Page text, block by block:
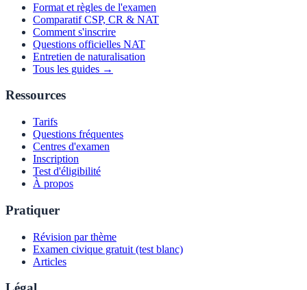
Format et règles de l'examen
Comparatif CSP, CR & NAT
Comment s'inscrire
Questions officielles NAT
Entretien de naturalisation
Tous les guides →
Ressources
Tarifs
Questions fréquentes
Centres d'examen
Inscription
Test d'éligibilité
À propos
Pratiquer
Révision par thème
Examen civique gratuit (test blanc)
Articles